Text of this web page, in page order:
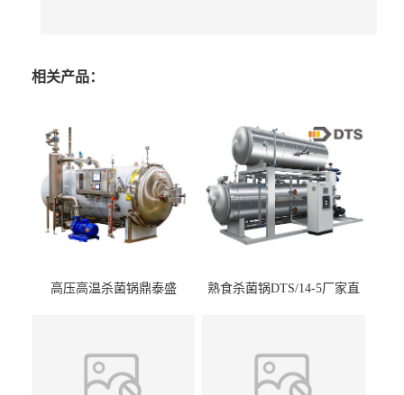
相关产品：
高压高温杀菌锅鼎泰盛
熟食杀菌锅DTS/14-5厂家直